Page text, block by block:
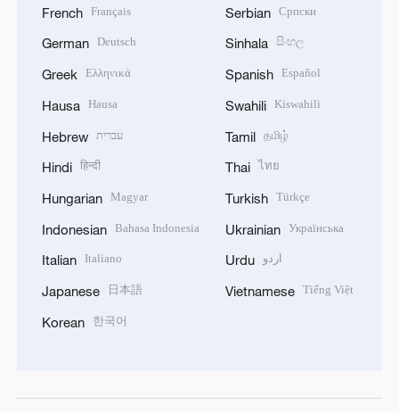
French Français
German Deutsch
Greek Ελληνικά
Hausa Hausa
Hebrew עברית
Hindi हिन्दी
Hungarian Magyar
Indonesian Bahasa Indonesia
Italian Italiano
Japanese 日本語
Korean 한국어
Serbian Српски
Sinhala සිංහල
Spanish Español
Swahili Kiswahili
Tamil தமிழ்
Thai ไทย
Turkish Türkçe
Ukrainian Українська
Urdu اردو
Vietnamese Tiếng Việt